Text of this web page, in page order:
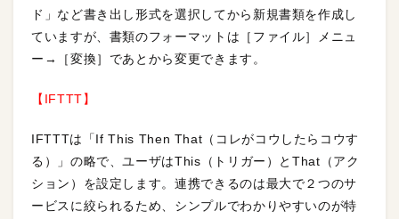
ド」など書き出し形式を選択してから新規書類を作成し
ていますが、書類のフォーマットは［ファイル］メニュ
ー→［変換］であとから変更できます。
【IFTTT】
IFTTTは「If This Then That（コレがコウしたらコウす
る）」の略で、ユーザはThis（トリガー）とThat（アク
ション）を設定します。連携できるのは最大で２つのサ
ービスに絞られるため、シンプルでわかりやすいのが特